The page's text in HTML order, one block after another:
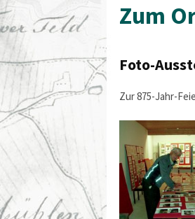
Zum
Foto-
Zur 875-Jahr-